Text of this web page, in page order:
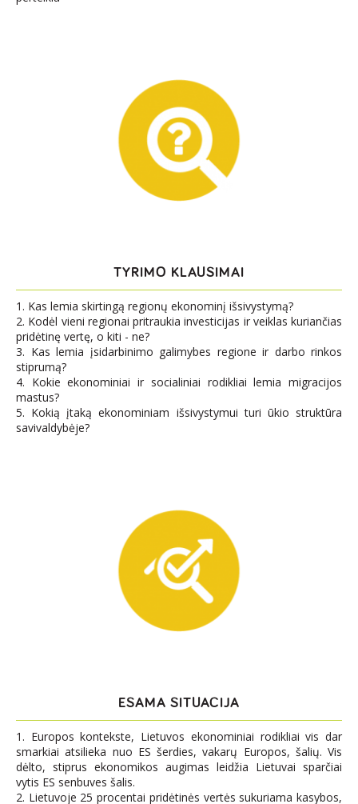
TYRIMO KLAUSIMAI
1. Kas lemia skirtingą regionų ekonominį išsivystymą?
2. Kodėl vieni regionai pritraukia investicijas ir veiklas kuriančias
pridėtinę vertę, o kiti - ne?
3. Kas lemia įsidarbinimo galimybes regione ir darbo rinkos
stiprumą?
4. Kokie ekonominiai ir socialiniai rodikliai lemia migracijos
mastus?
5. Kokią įtaką ekonominiam išsivystymui turi ūkio struktūra
savivaldybėje?
ESAMA SITUACIJA
1. Europos kontekste, Lietuvos ekonominiai rodikliai vis dar
smarkiai atsilieka nuo ES šerdies, vakarų Europos, šalių. Vis
dėlto, stiprus ekonomikos augimas leidžia Lietuvai sparčiai
vytis ES senbuves šalis.
2. Lietuvoje 25 procentai pridėtinės vertės sukuriama kasybos,